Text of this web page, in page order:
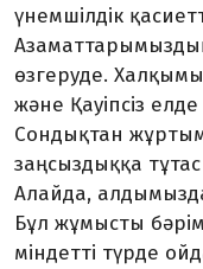
үнемшілдік
өзгеруде.
және Қауіпсіз
Сондықтан
заңсыздыққа
Алайда,
Бұл жұмысты
міндетті түрде